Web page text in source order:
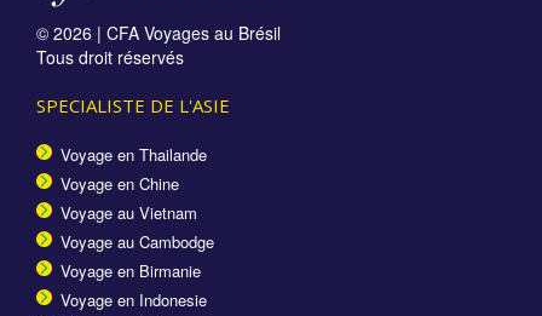
© 2026 | CFA Voyages au Brésil
Tous droit réservés
SPECIALISTE DE L'ASIE
Voyage en Thailande
Voyage en Chine
Voyage au Vietnam
Voyage au Cambodge
Voyage en Birmanie
Voyage en Indonesie